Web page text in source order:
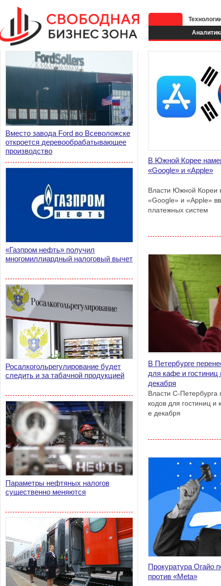
Вместо завода Ford во Всеволожске
откроется деревообрабатывающее
производство
«Газпром нефть» получил
многомиллиардный налоговый вычет
Росалкогольрегулирование будет
следить и за табачной продукцией
Параметры нефтяных налогов
существенно меняются
В Южной Корее
«Google» и «Apple»
Власти Южной Кореи
«Google» и «Apple»
платежных систем
В Петербурге
для кафе и гостиниц
декабря
Власти С-Петербурга
кодов для гостиниц
е декабря
Прокуратура Огайо
против «Meta»